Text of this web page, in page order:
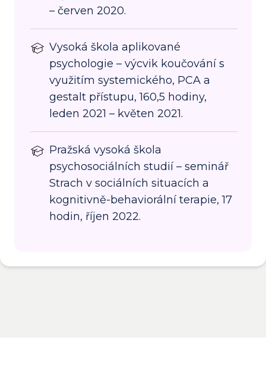
– červen 2020.
Vysoká škola aplikované
psychologie – výcvik koučování s
využitím systemického, PCA a
gestalt přístupu, 160,5 hodiny,
leden 2021 – květen 2021.
Pražská vysoká škola
psychosociálních studií – seminář
Strach v sociálních situacích a
kognitivně-behaviorální terapie, 17
hodin, říjen 2022.